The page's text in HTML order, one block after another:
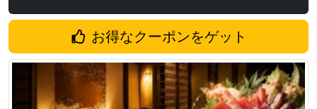
お得なクーポンをゲット